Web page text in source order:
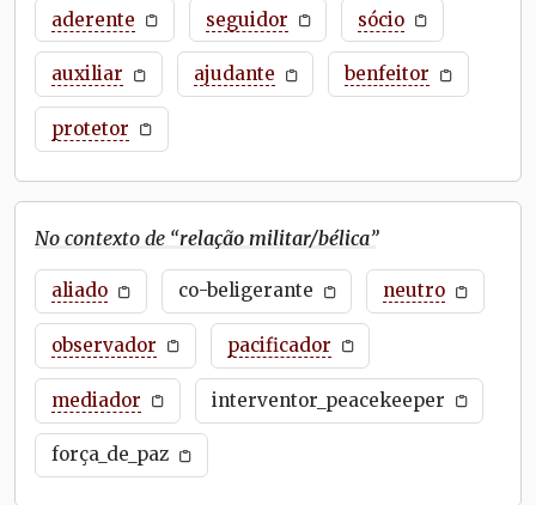
aderente seguidor sócio
auxiliar ajudante benfeitor
protetor
No contexto de “relação militar/bélica”
aliado co-beligerante neutro
observador pacificador
mediador interventor_peacekeeper
força_de_paz